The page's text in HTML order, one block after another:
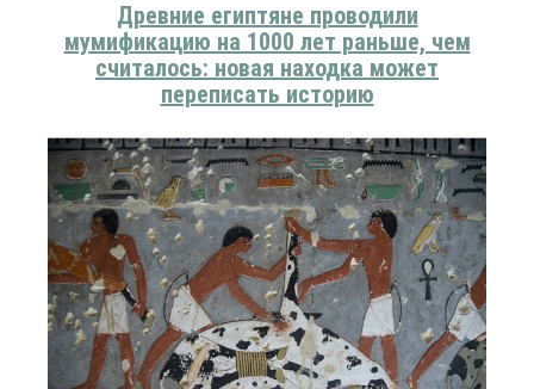
Древние египтяне проводили
мумификацию на 1000 лет раньше, чем
считалось: новая находка может
переписать историю